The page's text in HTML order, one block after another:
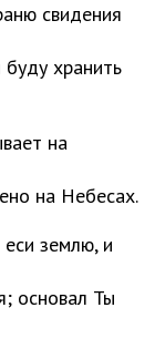
свидения
хранить
на
на Небесах.
землю, и
основал Ты